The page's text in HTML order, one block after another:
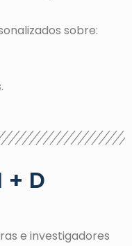
sobre:
+ D
e investigadores